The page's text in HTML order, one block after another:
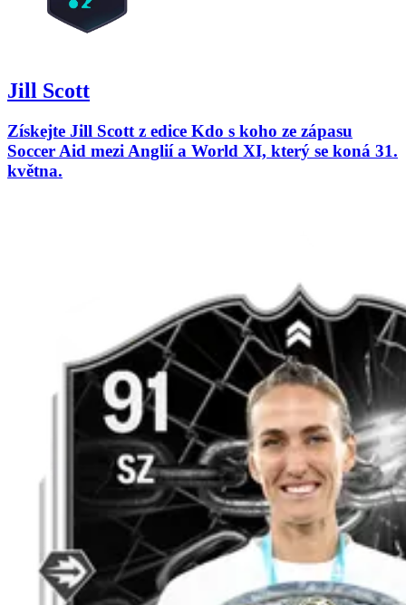
Jill Scott
Získejte Jill Scott z edice Kdo s koho ze zápasu
Soccer Aid mezi Anglií a World XI, který se koná 31.
května.